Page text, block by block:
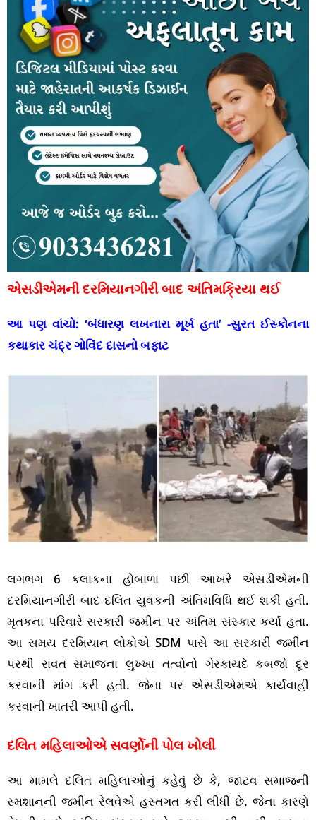
એસડીએમની દરમિયાનગીરી બાદ અંતિમક્રિયા થઈ
આ પણ વાંચો: ‘બંધારણ લખનારા મૂર્ખ હતા’ -સુરત ઈસ્કોનના
કથાકાર ચંદ્ર ગોવિંદ દાસનો બફાટ
લગભગ 6 કલાકના હોબાળા પછી આખરે એસડીએમની
દરમિયાનગીરી બાદ દલિત યુવકની અંતિમવિધિ થઈ શકી હતી.
મૃતકના પરિવારે સરકારી જમીન પર અંતિમ સંસ્કાર કર્યા હતા.
આ સમય દરમિયાન લોકોએ SDM પાસે આ સરકારી જમીન
પરથી રાવત સમાજના લુખ્ખા તત્વોનો ગેરકાયદે કબજો દૂર
કરવાની માંગ કરી હતી. જેના પર એસડીએમએ કાર્યવાહી
કરવાની ખાતરી આપી હતી.
દલિત મહિલાઓએ સવર્ણોની પોલ ખોલી
આ મામલે દલિત મહિલાઓનું કહેવું છે કે, જાટવ સમાજની
સ્મશાનની જમીન રેલવેએ હસ્તગત કરી લીધી છે. જેના કારણે